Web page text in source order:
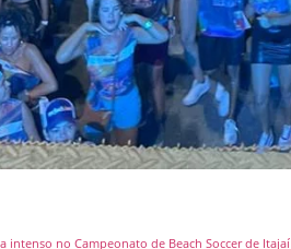
intenso no Campeonato de Beach Soccer de Itajaí